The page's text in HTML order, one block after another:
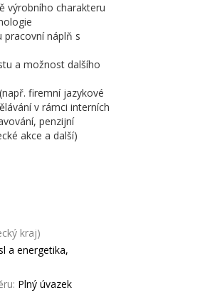
výrobního charakteru
náplň s
a možnost dalšího
firemní jazykové
v rámci interních
penzijní
akce a další)
kraj)
a energetika,
Plný úvazek